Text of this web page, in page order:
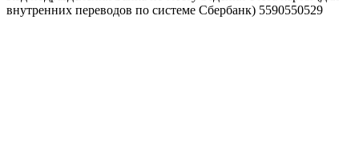
внутренних переводов по системе Сбербанк) 5590550529